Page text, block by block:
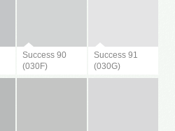
Success 90
(030F)
Success 91
(030G)